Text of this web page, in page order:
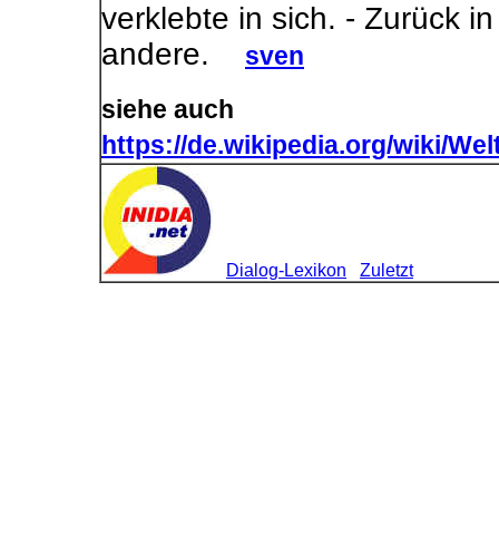
verklebte in sich. - Zurück
andere.
sven
siehe auch
https://de.wikipedia.org/wiki/
Dialog-Lexikon Zuletzt